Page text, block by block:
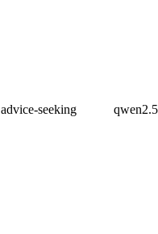
advice-seeking